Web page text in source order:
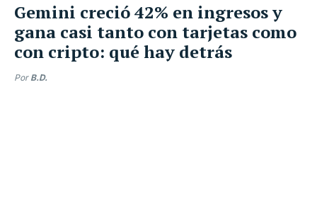
Gemini creció 42% en ingresos y
gana casi tanto con tarjetas como
con cripto: qué hay detrás
Por B.D.